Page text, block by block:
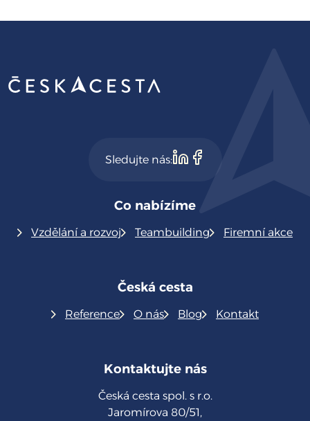
Sledujte nás:
Co nabízíme
Vzdělání a rozvoj Teambuilding Firemní akce
Česká cesta
Reference O nás Blog Kontakt
Kontaktujte nás
Česká cesta spol. s r.o.
Jaromírova 80/51,